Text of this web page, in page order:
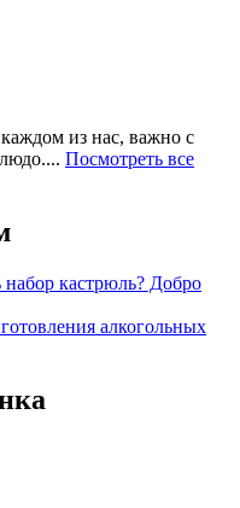
из нас, важно с
Посмотреть все
набор кастрюль? Добро
алкогольных